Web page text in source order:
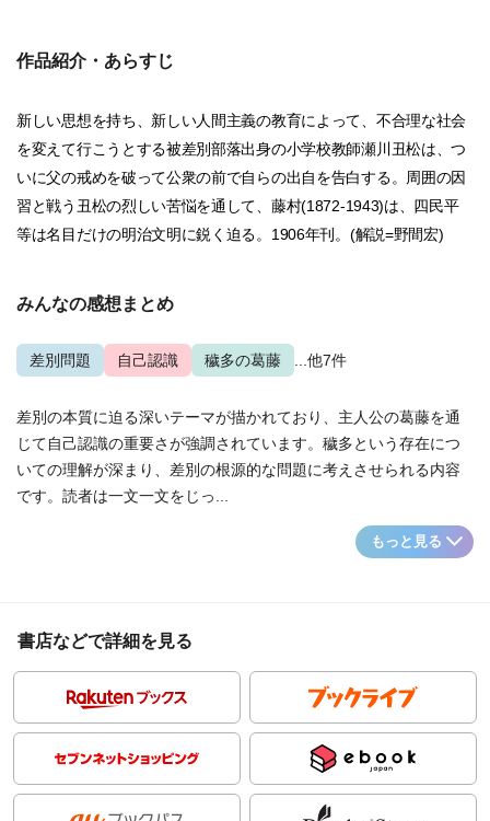
作品紹介・あらすじ
新しい思想を持ち、新しい人間主義の教育によって、不合理な社会
を変えて行こうとする被差別部落出身の小学校教師瀬川丑松は、つ
いに父の戒めを破って公衆の前で自らの出自を告白する。周囲の因
習と戦う丑松の烈しい苦悩を通して、藤村(1872-1943)は、四民平
等は名目だけの明治文明に鋭く迫る。1906年刊。(解説=野間宏)
みんなの感想まとめ
差別問題 自己認識 穢多の葛藤 ...他7件
差別の本質に迫る深いテーマが描かれており、主人公の葛藤を通
じて自己認識の重要さが強調されています。穢多という存在につ
いての理解が深まり、差別の根源的な問題に考えさせられる内容
です。読者は一文一文をじっ...
もっと見る
書店などで詳細を見る